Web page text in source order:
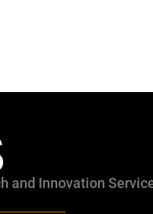
and Innovation